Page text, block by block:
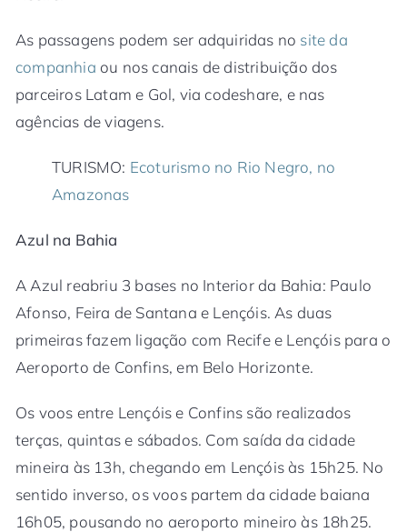
As passagens podem ser adquiridas no site da
companhia ou nos canais de distribuição dos
parceiros Latam e Gol, via codeshare, e nas
agências de viagens.
TURISMO: Ecoturismo no Rio Negro, no
Amazonas
Azul na Bahia
A Azul reabriu 3 bases no Interior da Bahia: Paulo
Afonso, Feira de Santana e Lençóis. As duas
primeiras fazem ligação com Recife e Lençóis para o
Aeroporto de Confins, em Belo Horizonte.
Os voos entre Lençóis e Confins são realizados
terças, quintas e sábados. Com saída da cidade
mineira às 13h, chegando em Lençóis às 15h25. No
sentido inverso, os voos partem da cidade baiana
16h05, pousando no aeroporto mineiro às 18h25.